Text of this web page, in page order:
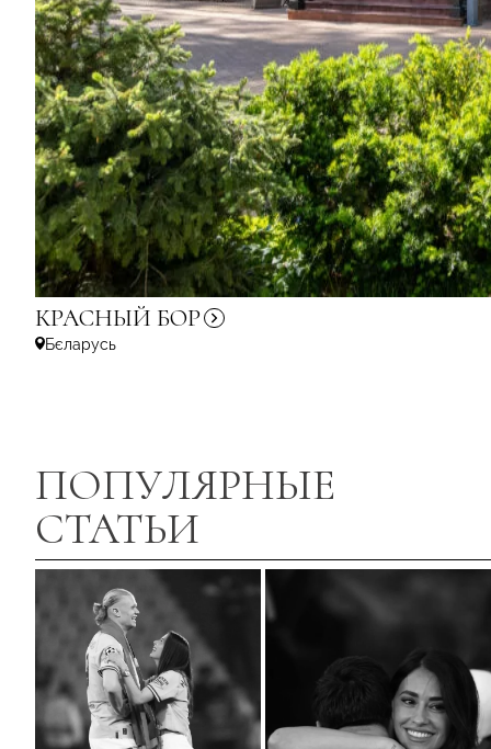
КРАСНЫЙ БОР
Бєларусь
ПОПУЛЯРНЫЕ
СТАТЬИ